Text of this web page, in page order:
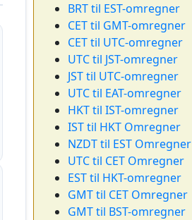
BRT til EST-omregner
CET til GMT-omregner
CET til UTC-omregner
UTC til JST-omregner
JST til UTC-omregner
UTC til EAT-omregner
HKT til IST-omregner
IST til HKT Omregner
NZDT til EST Omregner
UTC til CET Omregner
EST til HKT-omregner
GMT til CET Omregner
GMT til BST-omregner